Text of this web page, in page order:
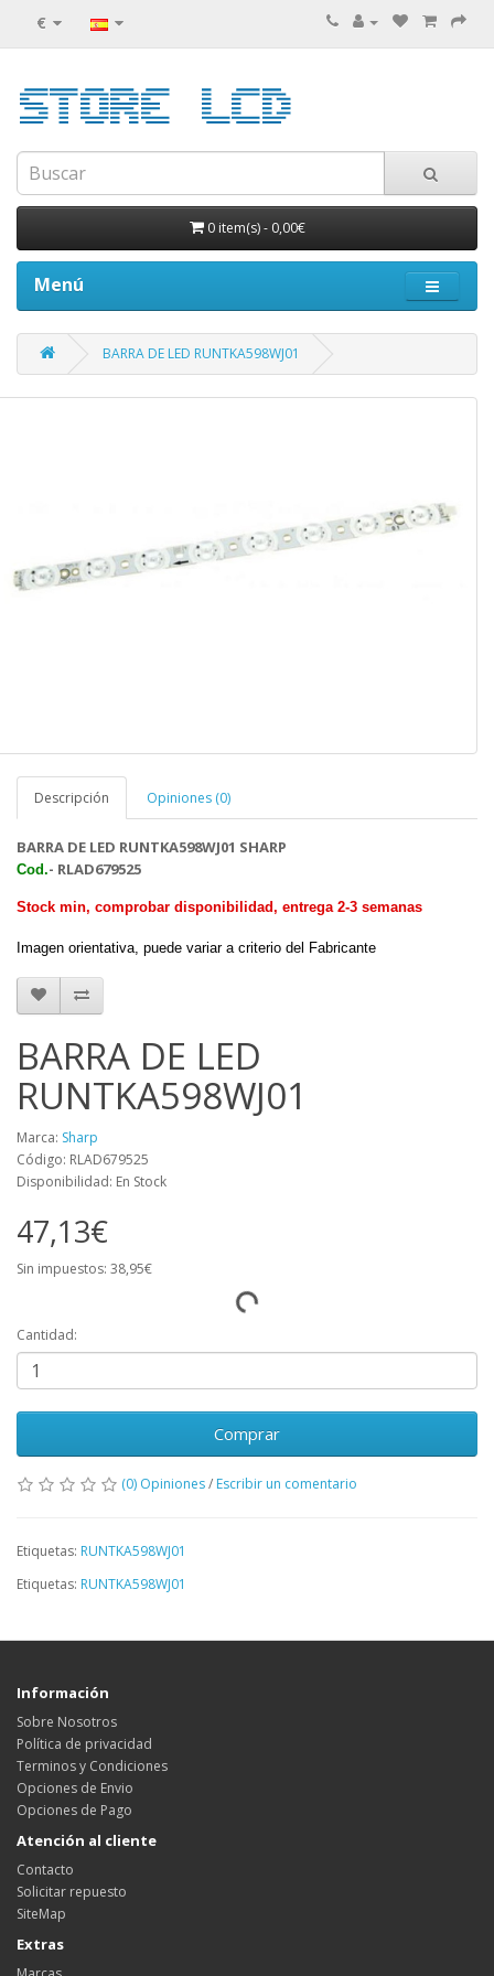
€
0 item(s)- 0,00€
Menú
BARRA DE LED RUNTKA598WJ01
Descripción Opiniones (0)
BARRA DE LED RUNTKA598WJ01 SHARP
Cod.- RLAD679525
Stock min, comprobar disponibilidad, entrega 2-3 semanas
Imagen orientativa, puede variar a criterio del Fabricante
BARRA DE LED
RUNTKA598WJ01
Marca: Sharp
Código: RLAD679525
Disponibilidad: En Stock
47,13€
Sin impuestos: 38,95€
Cantidad:
Comprar
(0) Opiniones/ Escribir un comentario
Etiquetas: RUNTKA598WJ01
Etiquetas: RUNTKA598WJ01
Información
Sobre Nosotros
Política de privacidad
Terminos y Condiciones
Opciones de Envio
Opciones de Pago
Atención al cliente
Contacto
Solicitar repuesto
SiteMap
Extras